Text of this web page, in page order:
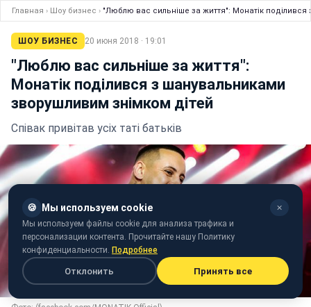
Главная › Шоу бизнес › "Люблю вас сильніше за життя": Монатік
ШОУ БИЗНЕС 20 июня 2018 · 19:01
"Люблю вас сильніше за життя":
Монатік поділився з шанувальниками
зворушливим знімком дітей
Співак привітав усіх таті батьків
🍪 Мы используем cookie ✕
Мы используем файлы cookie для анализа трафика и
персонализации контента. Прочитайте нашу Политику
конфиденциальности. Подробнее
Отклонить Принять все